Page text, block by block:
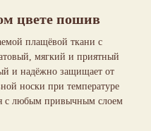
цвете пошив
плащёвой ткани с
мягкий и приятный
и надёжно защищает от
носки при температуре
с любым привычным слоем